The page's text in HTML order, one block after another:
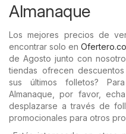
Almanaque
Los mejores precios de
encontrar solo en
de Agosto junto con
tiendas ofrecen
sus últimos folletos?
Almanaque, por favor,
desplazarse a través de
promocionales para otros